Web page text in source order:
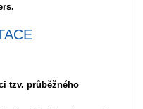
tzv. průběžného